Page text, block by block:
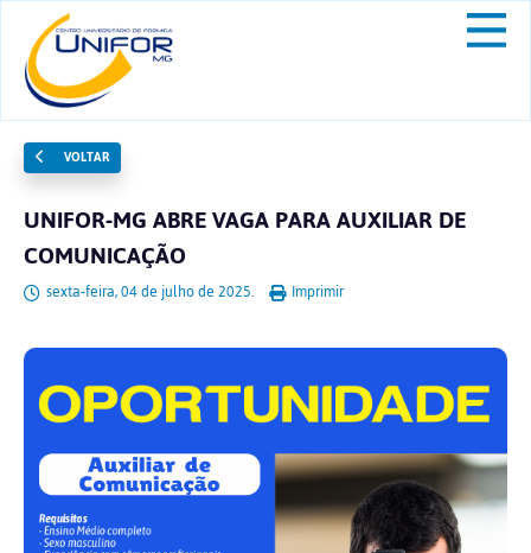
VOLTAR
UNIFOR-MG ABRE VAGA PARA AUXILIAR DE
COMUNICAÇÃO
sexta-feira, 04 de julho de 2025. Imprimir